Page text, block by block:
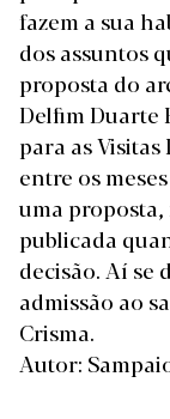
fazem a sua
dos assuntos
proposta do
Delfim Duarte
para as
entre os
uma proposta,
publicada
decisão. Aí se
admissão ao
Crisma.
Autor: